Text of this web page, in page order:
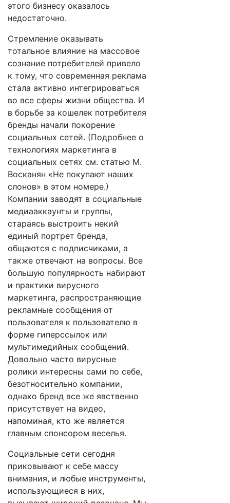
этого бизнесу оказалось
недостаточно.
Стремление оказывать
тотальное влияние на массовое
сознание потребителей привело
к тому, что современная реклама
стала активно интегрироваться
во все сферы жизни общества. И
в борьбе за кошелек потребителя
бренды начали покорение
социальных сетей. (Подробнее о
технологиях маркетинга в
социальных сетях см. статью М.
Восканян «Не покупают наших
слонов» в этом номере.)
Компании заводят в социальные
медиааккаунты и группы,
стараясь выстроить некий
единый портрет бренда,
общаются с подписчиками, а
также отвечают на вопросы. Все
большую популярность набирают
и практики вирусного
маркетинга, распространяющие
рекламные сообщения от
пользователя к пользователю в
форме гиперссылок или
мультимедийных сообщений.
Довольно часто вирусные
ролики интересны сами по себе,
безотносительно компании,
однако бренд все же явственно
присутствует на видео,
напоминая, кто же является
главным спонсором веселья.
Социальные сети сегодня
приковывают к себе массу
внимания, и любые инструменты,
использующиеся в них,